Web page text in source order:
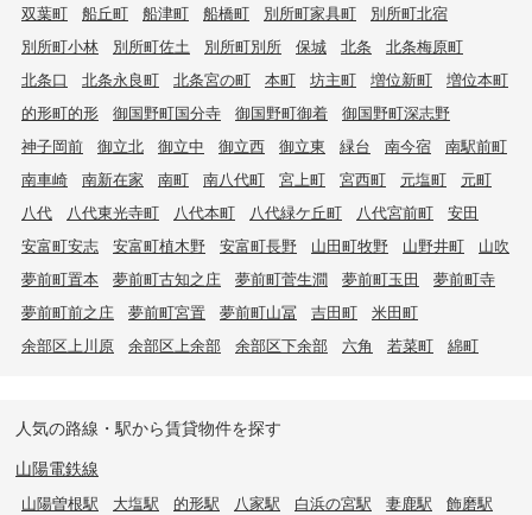
双葉町
船丘町 船津町 船橋町 別所町家具町
別所町北宿
別所町小林
別所町佐土 別所町別所 保城 北条
北条梅原町
北条口
北条永良町 北条宮の町 本町 坊主町 増位新町
増位本町
的形町的形
御国野町国分寺 御国野町御着
御国野町深志野
神子岡前
御立北 御立中 御立西 御立東 緑台 南今宿
南駅前町
南車崎
南新在家 南町 南八代町 宮上町 宮西町 元塩町
元町
八代
八代東光寺町 八代本町 八代緑ケ丘町 八代宮前町
安田
安富町安志
安富町植木野 安富町長野 山田町牧野 山野井町
山吹
夢前町置本
夢前町古知之庄 夢前町菅生澗 夢前町玉田
夢前町寺
夢前町前之庄
夢前町宮置 夢前町山冨 吉田町
米田町
余部区上川原
余部区上余部 余部区下余部 六角 若菜町 綿町
人気の路線・駅から賃貸物件を探す
山陽電鉄線
山陽曽根駅 大塩駅 的形駅 八家駅 白浜の宮駅 妻鹿駅
飾磨駅